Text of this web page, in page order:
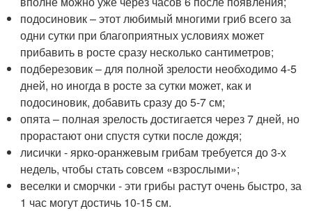
подосиновик – этот любимый многими гриб всего за
одни сутки при благоприятных условиях может
прибавить в росте сразу несколько сантиметров;
подберезовик – для полной зрелости необходимо 4-5
дней, но иногда в росте за сутки может, как и
подосиновик, добавить сразу до 5-7 см;
опята – полная зрелость достигается через 7 дней, но
прорастают они спустя сутки после дождя;
лисички - ярко-оранжевым грибам требуется до 3-х
недель, чтобы стать совсем «взрослыми»;
веселки и сморчки - эти грибы растут очень быстро, за
1 час могут достичь 10-15 см.